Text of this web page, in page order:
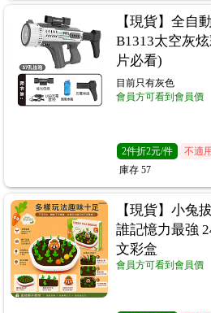
【現貨】全自
B1313太空灰
片必看)
目前只有灰色
會員方可看到會員價
2件折2元/件
不適
庫存 57
【現貨】小兔
誰記憶力最強
文彩盒
會員方可看到會員價